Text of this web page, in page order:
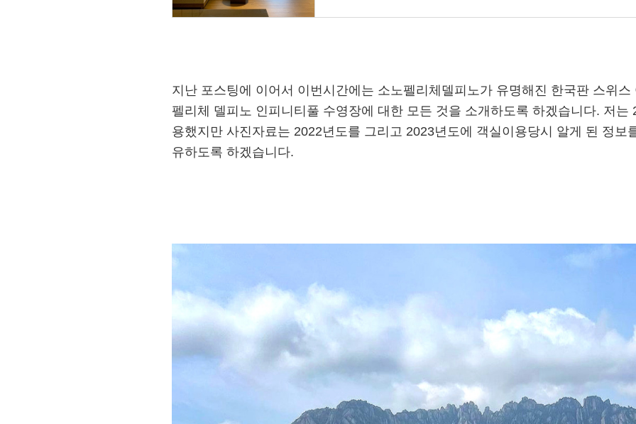
지난 포스팅에 이어서 이번시간에는 소노펠리체델피노가 유명해진 한국판 스위
펠리체 델피노 인피니티풀 수영장에 대한 모든 것을 소개하도록 하겠습니다. 저는
용했지만 사진자료는 2022년도를 그리고 2023년도에 객실이용당시 알게 된 정보
유하도록 하겠습니다.